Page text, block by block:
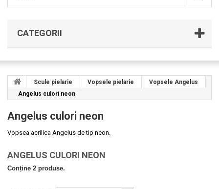
CATEGORII
Scule pielarie Vopsele pielarie
Vopsele Angelus
Angelus culori neon
Angelus culori neon
Vopsea acrilica Angelus de tip neon.
ANGELUS CULORI NEON
Conține 2 produse.